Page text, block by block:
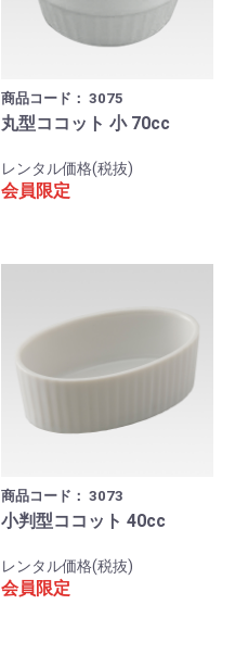
商品コード： 3075
丸型ココット 小 70cc
レンタル価格(税抜)
会員限定
商品コード： 3073
小判型ココット 40cc
レンタル価格(税抜)
会員限定